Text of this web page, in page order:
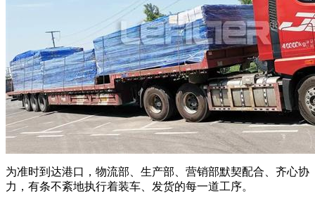
为准时到达港口，物流部、生产部、营销部默契配合、齐心协
力，有条不紊地执行着装车、发货的每一道工序。